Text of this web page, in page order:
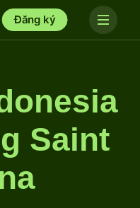
Đăng ký
Saint